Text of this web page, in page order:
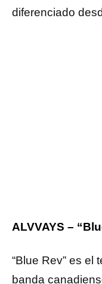
diferenciado
ALVVAYS –
“Blue Rev” es el
banda